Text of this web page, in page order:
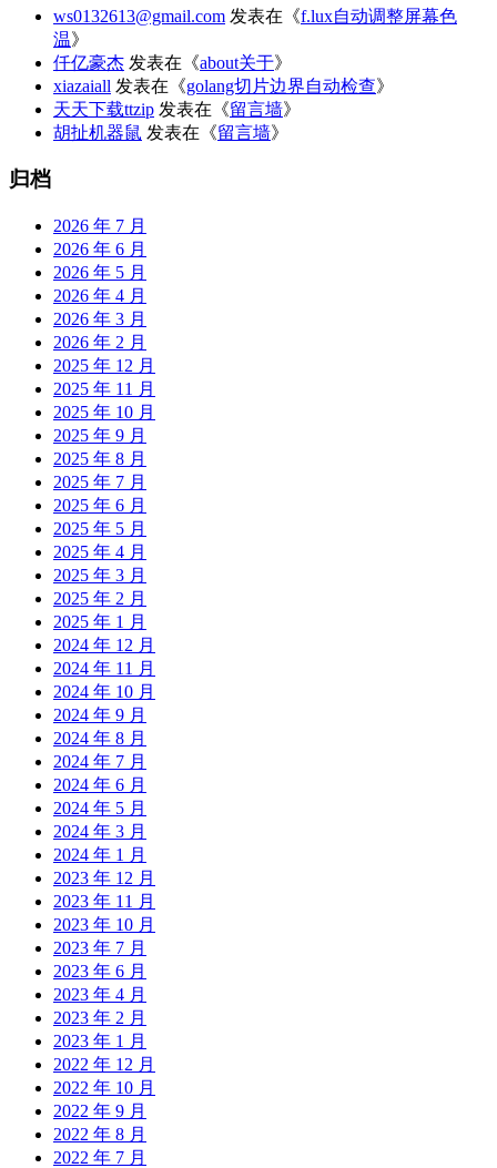
ws0132613@gmail.com 发表在《f.lux自动调整屏幕色
温》
仟亿豪杰 发表在《about关于》
xiazaiall 发表在《golang切片边界自动检查》
天天下载ttzip 发表在《留言墙》
胡扯机器鼠 发表在《留言墙》
归档
2026 年 7 月
2026 年 6 月
2026 年 5 月
2026 年 4 月
2026 年 3 月
2026 年 2 月
2025 年 12 月
2025 年 11 月
2025 年 10 月
2025 年 9 月
2025 年 8 月
2025 年 7 月
2025 年 6 月
2025 年 5 月
2025 年 4 月
2025 年 3 月
2025 年 2 月
2025 年 1 月
2024 年 12 月
2024 年 11 月
2024 年 10 月
2024 年 9 月
2024 年 8 月
2024 年 7 月
2024 年 6 月
2024 年 5 月
2024 年 3 月
2024 年 1 月
2023 年 12 月
2023 年 11 月
2023 年 10 月
2023 年 7 月
2023 年 6 月
2023 年 4 月
2023 年 2 月
2023 年 1 月
2022 年 12 月
2022 年 10 月
2022 年 9 月
2022 年 8 月
2022 年 7 月